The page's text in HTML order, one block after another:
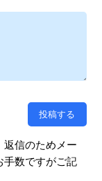
信のためメー
手数ですがご記